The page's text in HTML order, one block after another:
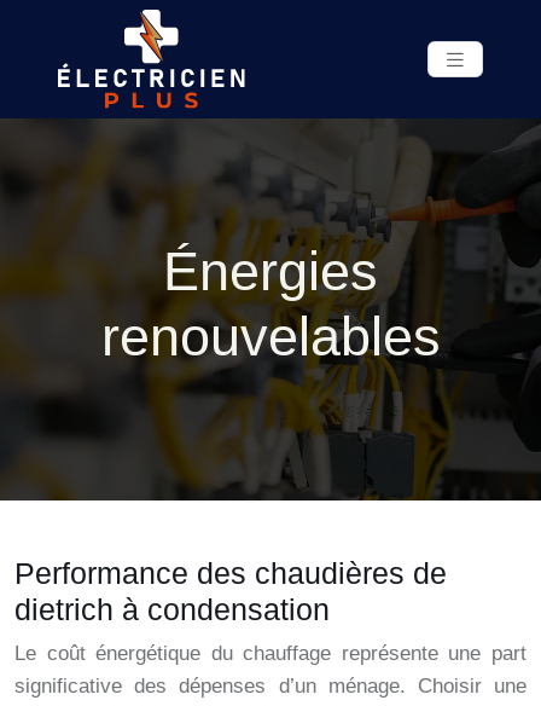
Énergies
renouvelables
Performance des chaudières de
dietrich à condensation
Le coût énergétique du chauffage représente une part
significative des dépenses d’un ménage. Choisir une